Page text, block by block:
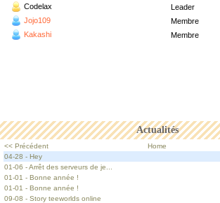
Actualités
<< Précédent Home
04-28 - Hey
01-06 - Arrêt des serveurs de je...
01-01 - Bonne année !
01-01 - Bonne année !
09-08 - Story teeworlds online
Codelax
Leader
Jojo109
Membre
Kakashi
Membre